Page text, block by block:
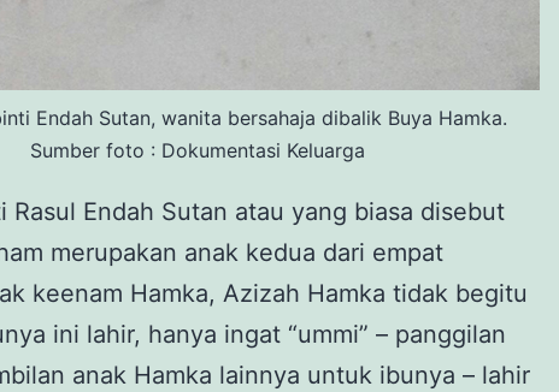
Endah Sutan, wanita bersahaja dibalik Buya Hamka.
Sumber foto : Dokumentasi Keluarga
Rasul Endah Sutan atau yang biasa disebut
merupakan anak kedua dari empat
keenam Hamka, Azizah Hamka tidak begitu
ini lahir, hanya ingat “ummi” – panggilan
anak Hamka lainnya untuk ibunya – lahir